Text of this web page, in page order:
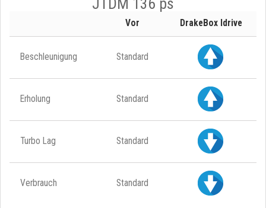
Vor DrakeBox Idrive
Beschleunigung Standard
Erholung Standard
Turbo Lag Standard
Verbrauch Standard